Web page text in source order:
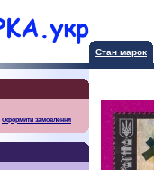
Стан марок
Оформити замовлення